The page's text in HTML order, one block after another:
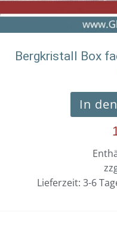
Bergkristall Box
In
Lieferzeit: 3-6